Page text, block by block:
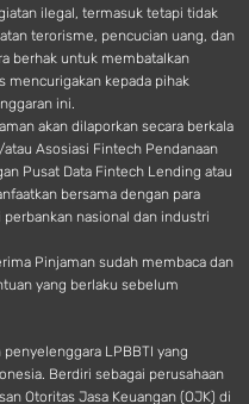
ilegal, termasuk tetapi tidak
terorisme, pencucian uang, dan
berhak untuk membatalkan
mencurigakan kepada pihak
ini.
akan dilaporkan secara berkala
Asosiasi Fintech Pendanaan
Pusat Data Fintech Lending atau
bersama dengan para
nasional dan industri
Pinjaman sudah membaca dan
yang berlaku sebelum
LPBBTI yang
Berdiri sebagai perusahaan
Otoritas Jasa Keuangan (OJK) di